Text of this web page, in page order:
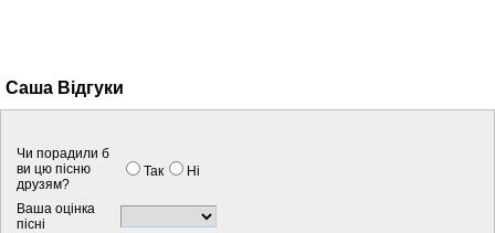
Саша Вiдгуки
Чи порадили б
ви цю пісню
друзям?
Так Нi
Ваша оцінка
пісні